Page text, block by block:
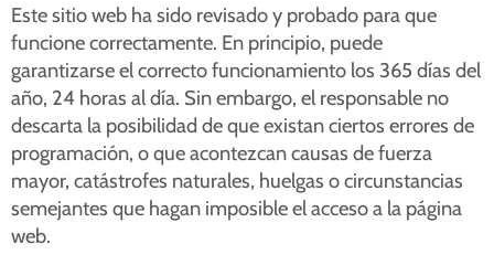
Este sitio web ha sido revisado y probado para que
funcione correctamente. En principio, puede
garantizarse el correcto funcionamiento los 365 días del
año, 24 horas al día. Sin embargo, el responsable no
descarta la posibilidad de que existan ciertos errores de
programación, o que acontezcan causas de fuerza
mayor, catástrofes naturales, huelgas o circunstancias
semejantes que hagan imposible el acceso a la página
web.